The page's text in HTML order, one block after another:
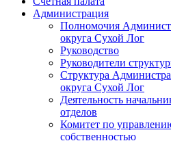
Администрация
Полномочия
округа Сухой Лог
Руководство
Руководители
Структура
округа Сухой Лог
Деятельность
отделов
Комитет по
собственностью